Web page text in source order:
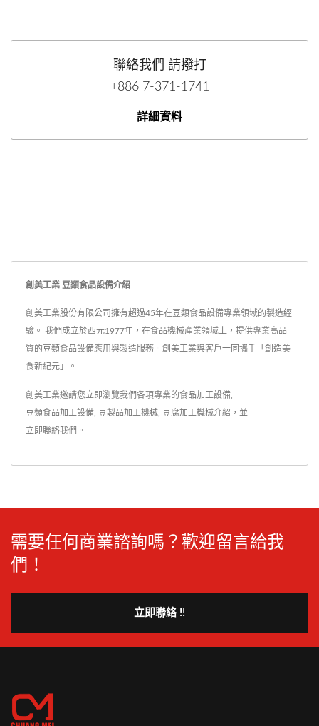
聯絡我們 請撥打
+886 7-371-1741
詳細資料
創美工業 豆類食品設備介紹
創美工業股份有限公司擁有超過45年在豆類食品設備專業領域的製造經
驗。 我們成立於西元1977年，在食品機械產業領域上，提供專業高品
質的豆類食品設備應用與製造服務。創美工業與客戶一同攜手「創造美
食新紀元」。
創美工業邀請您立即瀏覽我們各項專業的 食品加工設備
豆類食品加工設備 豆製品加工機械 豆腐加工機械介紹，並
立即聯絡我們 。
需要任何商業諮詢嗎？歡迎留言給我
們！
立即聯絡 !!